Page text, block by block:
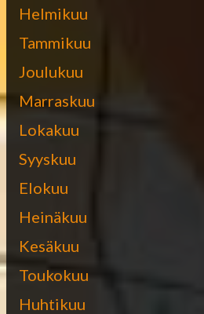
Helmikuu
Tammikuu
Joulukuu
Marraskuu
Lokakuu
Syyskuu
Elokuu
Heinäkuu
Kesäkuu
Toukokuu
Huhtikuu